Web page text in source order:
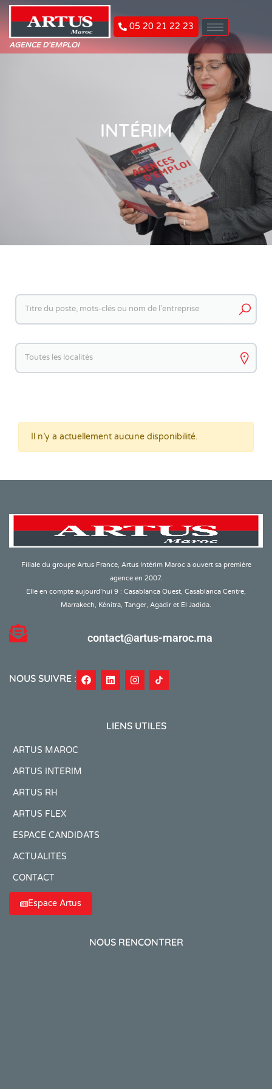
AGENCE D'EMPLOI
05 20 21 22 23
INTÉRIM
Keywords
Keywords
Il n’y a actuellement aucune disponibilité.
Filiale du groupe Artus France, Artus Intérim Maroc a ouvert sa première
agence en 2007.
Elle en compte aujourd’hui 9 : Casablanca Ouest, Casablanca Centre,
Marrakech, Kénitra, Tanger, Agadir et El Jadida.
contact@artus-maroc.ma
NOUS SUIVRE :
LIENS UTILES
ARTUS MAROC
ARTUS INTERIM
ARTUS RH
ARTUS FLEX
ESPACE CANDIDATS
ACTUALITÉS
CONTACT
Espace Artus
NOUS RENCONTRER